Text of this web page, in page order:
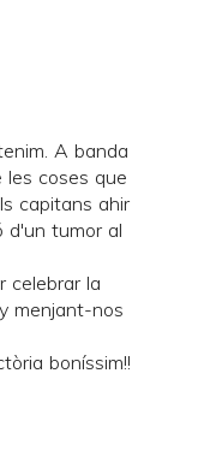
A banda
les coses que
capitans ahir
d'un tumor al
celebrar la
menjant-nos
boníssim!!